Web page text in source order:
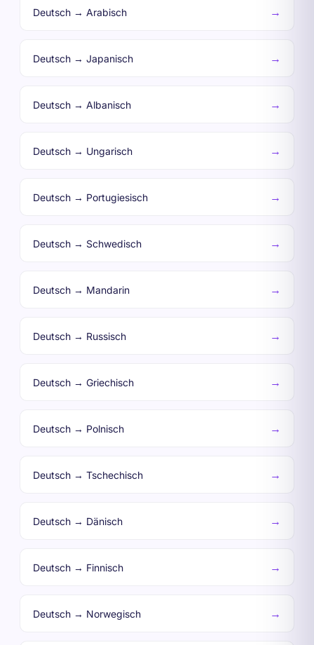
Deutsch → Arabisch →
Deutsch → Japanisch →
Deutsch → Albanisch →
Deutsch → Ungarisch →
Deutsch → Portugiesisch →
Deutsch → Schwedisch →
Deutsch → Mandarin →
Deutsch → Russisch →
Deutsch → Griechisch →
Deutsch → Polnisch →
Deutsch → Tschechisch →
Deutsch → Dänisch →
Deutsch → Finnisch →
Deutsch → Norwegisch →